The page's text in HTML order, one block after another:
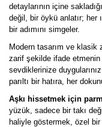
detaylarının içine
değil, bir öykü anlatır; her
bir adımını simgeler.
Modern tasarım ve klasik
zarif şekilde ifade
sevdiklerinize
parıltı bir hatıra, her
Aşkı hissetmek için
yüzük, sadece bir takı
haliyle göstermek, özel